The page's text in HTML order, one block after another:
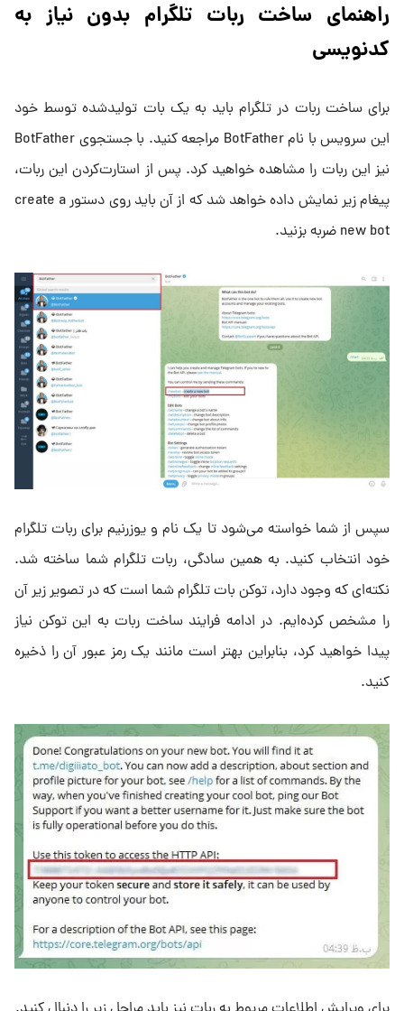
راهنمای ساخت ربات تلگرام بدون نیاز به
کدنویسی
برای ساخت ربات در تلگرام باید به یک بات تولیدشده توسط خود
این سرویس با نام BotFather مراجعه کنید. با جستجوی BotFather
نیز این ربات را مشاهده خواهید کرد. پس از استارت‌کردن این ربات،
پیغام زیر نمایش داده خواهد شد که از آن باید روی دستور create a
new bot ضربه بزنید.
سپس از شما خواسته می‌شود تا یک نام و یوزرنیم برای ربات تلگرام
خود انتخاب کنید. به همین سادگی، ربات تلگرام شما ساخته شد.
نکته‌ای که وجود دارد، توکن بات تلگرام شما است که در تصویر زیر آن
را مشخص کرده‌ایم. در ادامه فرایند ساخت ربات به این توکن نیاز
پیدا خواهید کرد، بنابراین بهتر است مانند یک رمز عبور آن را ذخیره
کنید.